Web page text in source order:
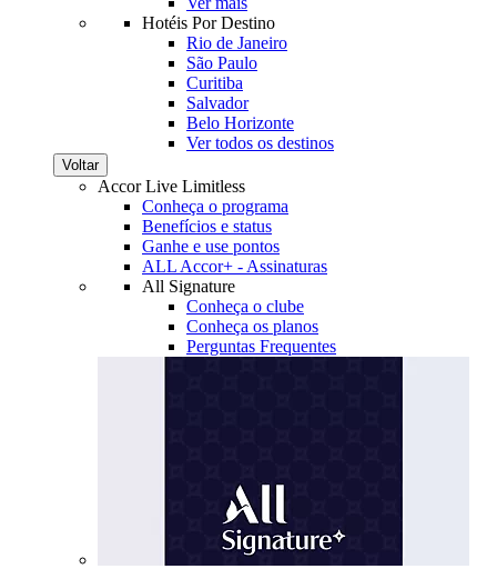
Hotéis Por Destino
Rio de Janeiro
São Paulo
Curitiba
Salvador
Belo Horizonte
Ver todos os destinos
Voltar
Accor Live Limitless
Conheça o programa
Benefícios e status
Ganhe e use pontos
ALL Accor+ - Assinaturas
All Signature
Conheça o clube
Conheça os planos
Perguntas Frequentes